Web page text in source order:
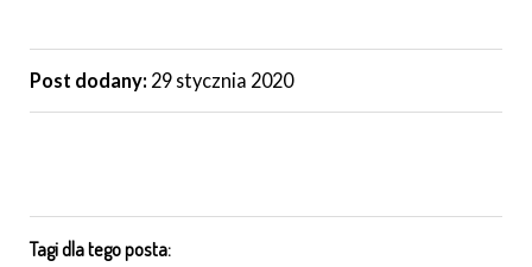
Post dodany: 29 stycznia 2020
Tagi dla tego posta: